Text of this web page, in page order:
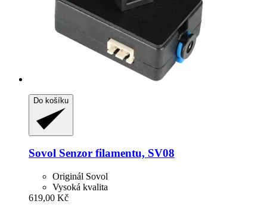
Do košíku
Sovol Senzor filamentu, SV08
Originál Sovol
Vysoká kvalita
619,00 Kč